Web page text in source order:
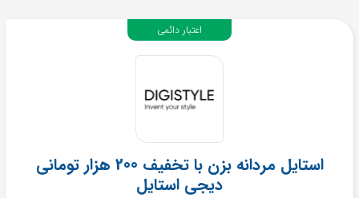
استایل مردانه بزن با تخفیف 200 هزار تومانی
دیجی استایل
اعتبار دائمی